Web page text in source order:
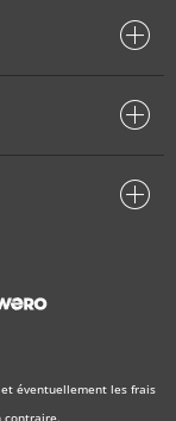
et éventuellement les frais